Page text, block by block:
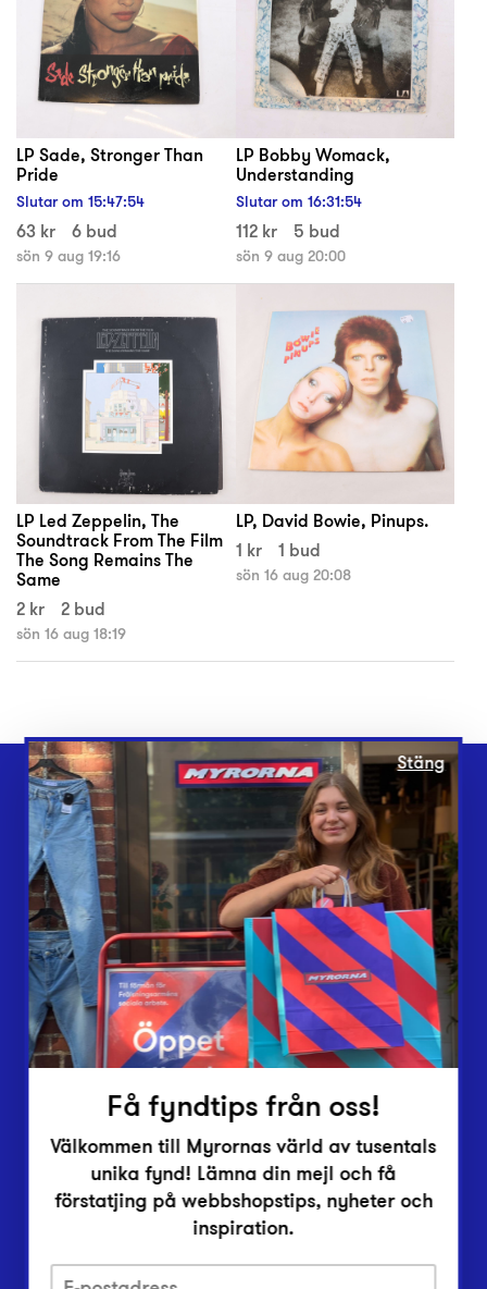
LP Sade, Stronger Than
Pride
Slutar om 15:47:54
63 kr 6 bud
sön 9 aug 19:16
LP Bobby Womack,
Understanding
Slutar om 16:31:54
112 kr 5 bud
sön 9 aug 20:00
LP Led Zeppelin, The
Soundtrack From The Film
The Song Remains The
Same
2 kr
2 bud
sön 16 aug 18:19
LP, David Bowie, Pinups.
1 kr
1 bud
sön 16 aug 20:08
Webbshop
Butiker
Lämna in
Vårt överskott
Inlämningsplatser
Om Myrorna
Lediga jobb
Pressrum
Stäng
Få fyndtips från oss!
Välkommen till Myrornas värld av tusentals
unika fynd! Lämna din mejl och få
förstatjing på webbshopstips, nyheter och
inspiration.